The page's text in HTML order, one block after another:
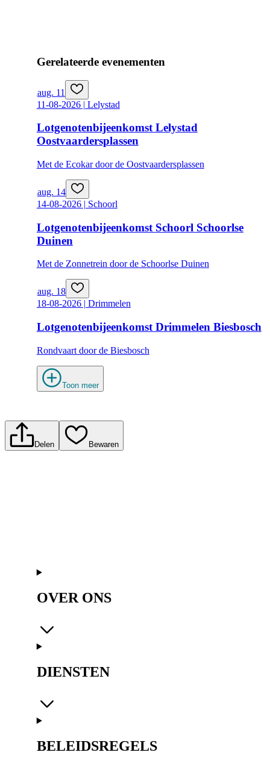
Gerelateerde evenementen
aug. 11
11-08-2026 | Lelystad
Lotgenotenbijeenkomst Lelystad
Oostvaardersplassen
Met de Ecokar door de Oostvaardersplassen
aug. 14
14-08-2026 | Schoorl
Lotgenotenbijeenkomst Schoorl Schoorlse
Duinen
Met de Zonnetrein door de Schoorlse Duinen
aug. 18
18-08-2026 | Drimmelen
Lotgenotenbijeenkomst Drimmelen Biesbosch
Rondvaart door de Biesbosch
Toon meer
Delen Bewaren
OVER ONS
DIENSTEN
BELEIDSREGELS